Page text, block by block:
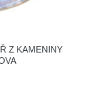
Z KAMENINY